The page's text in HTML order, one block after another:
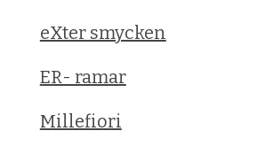
eXter smycken
ER- ramar
Millefiori